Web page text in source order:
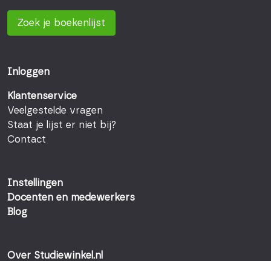
Zoek je boekenlijst
Inloggen
Klantenservice
Veelgestelde vragen
Staat je lijst er niet bij?
Contact
Instellingen
Docenten en medewerkers
Blog
Over Studiewinkel.nl